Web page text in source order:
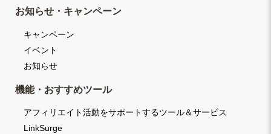
お知らせ・キャンペーン
キャンペーン
イベント
お知らせ
機能・おすすめツール
アフィリエイト活動をサポートするツール＆サービス
LinkSurge